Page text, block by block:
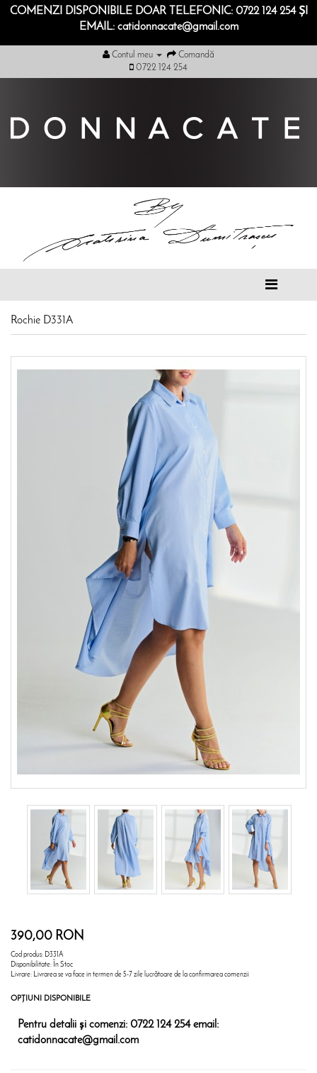
COMENZI DISPONIBILE DOAR TELEFONIC: 0722 124 254 ȘI
EMAIL: catidonnacate@gmail.com
Contul meu
Comandă
0722 124 254
Rochie D331A
390,00 RON
Cod produs: D331A
Disponibilitate: În Stoc
Livrare: Livrarea se va face in termen de 5-7 zile lucrătoare de la confirmarea comenzii
OPŢIUNI DISPONIBILE
Pentru detalii și comenzi: 0722 124 254email:
catidonnacate@gmail.com